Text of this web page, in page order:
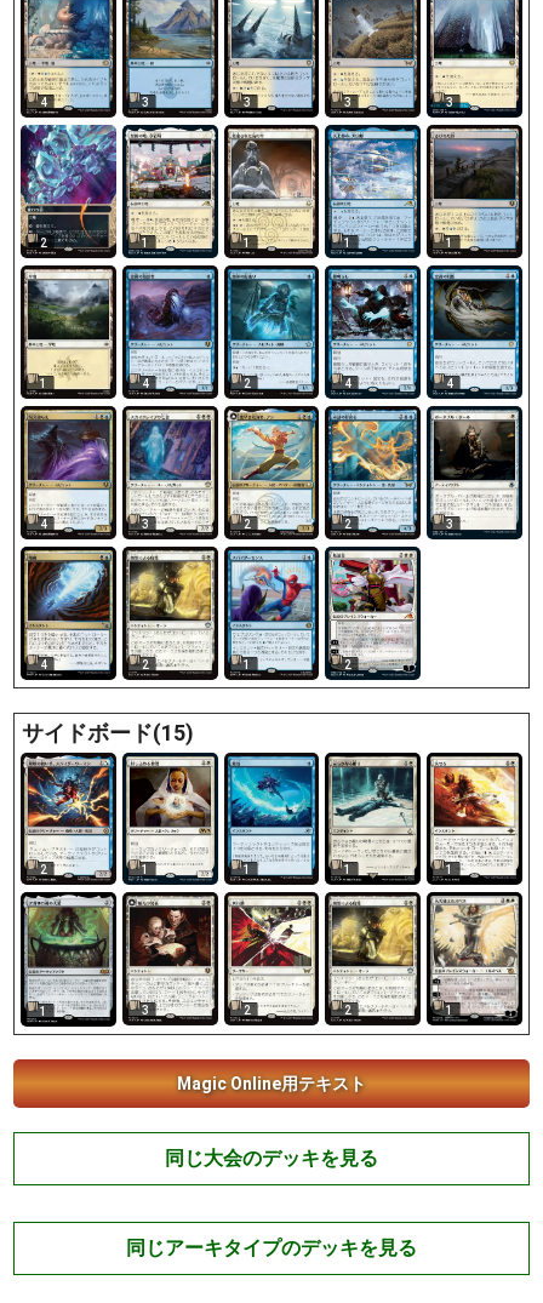
4 3 3 3 3
2 1 1 1 1
1 4 2 4 4
4 3 2 2 3
4 2 1 2
サイドボード(15)
2 1 1 1 1
1 3 2 2 1
Magic Online用テキスト
同じ大会のデッキを見る
同じアーキタイプのデッキを見る